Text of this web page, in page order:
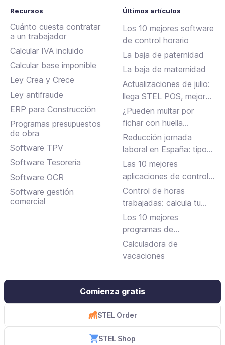
Recursos
Cuánto cuesta contratar
a un trabajador
Calcular IVA incluido
Calcular base imponible
Ley Crea y Crece
Ley antifraude
ERP para Construcción
Programas presupuestos
de obra
Software TPV
Software Tesorería
Software OCR
Software gestión
comercial
Últimos artículos
Los 10 mejores software
de control horario
La baja de paternidad
La baja de maternidad
Actualizaciones de julio:
llega STEL POS, mejoras
en Assistant, albaranes
en Inbox y más
¿Pueden multar por
fichar con huella
dactilar?
Reducción jornada
laboral en España: tipos,
requisitos y cómo
solicitarla
Las 10 mejores
aplicaciones de control
horario para fichar en el
trabajo
Control de horas
trabajadas: calcula tu
jornada laboral
Los 10 mejores
programas de
facturación gratuitos y
de pago
Calculadora de
vacaciones
Comienza gratis
STEL Order
STEL Shop